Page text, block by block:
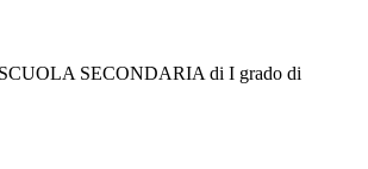
SECONDARIA di I grado di